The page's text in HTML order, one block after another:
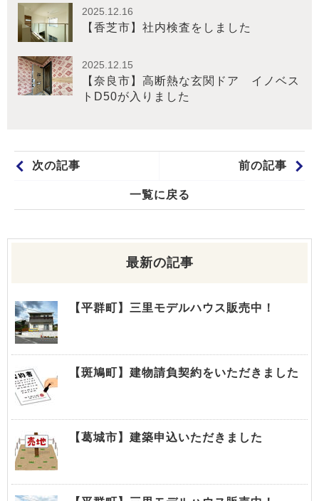
2025.12.16
【香芝市】社内検査をしました
2025.12.15
【奈良市】高断熱な玄関ドア イノベス
トD50が入りました
次の記事 前の記事
一覧に戻る
最新の記事
【平群町】三里モデルハウス販売中！
【斑鳩町】建物請負契約をいただきました
【葛城市】建築申込いただきました